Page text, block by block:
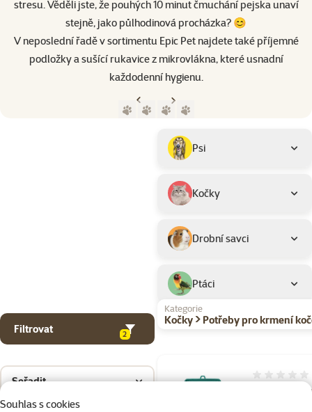
Souhlas s cookies
stresu. Věděli jste, že pouhých 10 minut čmuchání pejska unaví
stejně, jako půlhodinová procházka? 😊
V neposlední řadě v sortimentu Epic Pet najdete také příjemné
podložky a sušící rukavice z mikrovlákna, které usnadní
každodenní hygienu.
Předchozí stranaNásledující strana
Podkategorie
Psi
Kočky
Drobní savci
Ptáci
Filtrovat 2
Kategorie
Kočky > Potřeby pro krmení
Seřadit
Lízací
Hodnocení